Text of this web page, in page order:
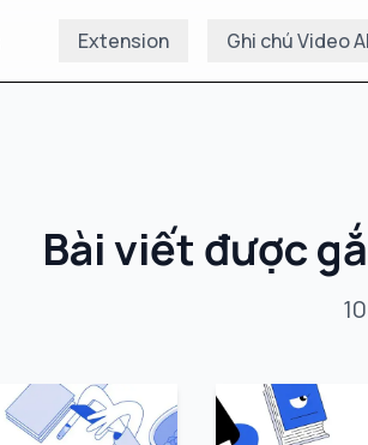
Extension Ghi chú Video AI
Bài viết được
10